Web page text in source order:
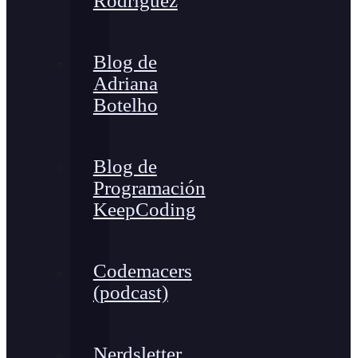
Blog de
Adriana
Botelho
Blog de
Programación
KeepCoding
Codemacers
(podcast)
Nerdsletter